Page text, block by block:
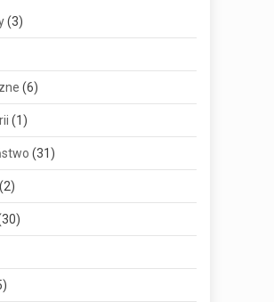
(3)
(6)
(1)
(31)
(2)